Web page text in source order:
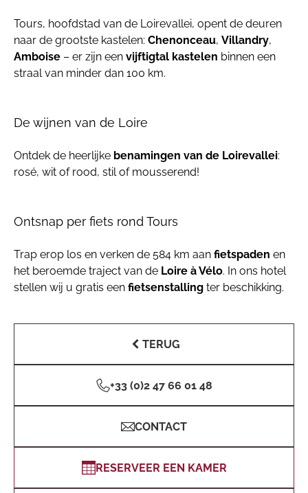
Tours, hoofdstad van de Loirevallei, opent de deuren
naar de grootste kastelen: Chenonceau, Villandry,
Amboise – er zijn een vijftigtal kastelen binnen een
straal van minder dan 100 km.
De wijnen van de Loire
Ontdek de heerlijke benamingen van de Loirevallei:
rosé, wit of rood, stil of mousserend!
Ontsnap per fiets rond Tours
Trap erop los en verken de 584 km aan fietspaden en
het beroemde traject van de Loire à Vélo. In ons hotel
stellen wij u gratis een fietsenstalling ter beschikking.
TERUG
+33 (0)2 47 66 01 48
CONTACT
RESERVEER EEN KAMER